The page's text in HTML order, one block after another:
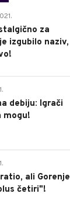
za
izgubilo naziv,
debiju: Igrači
mogu!
ali Gorenje
četiri"!